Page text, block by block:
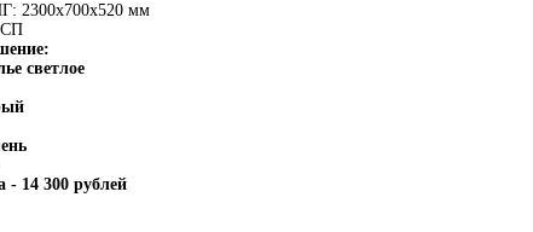
2300х700х520 мм
светлое
- 14 300 рублей